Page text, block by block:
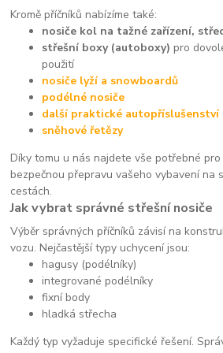
Kromě příčníků nabízíme také:
nosiče kol na tažné zařízení,
střešní boxy (autoboxy) pro
použití
nosiče lyží a snowboardů
podélné nosiče
další praktické autopříslušenství
sněhové řetězy
Díky tomu u nás najdete vše potřebné
bezpečnou přepravu vašeho vybavení na
cestách.
Jak vybrat správné střešní nosiče
Výběr správných příčníků závisí na
vozu. Nejčastější typy uchycení jsou:
hagusy (podélníky)
integrované podélníky
fixní body
hladká střecha
Každý typ vyžaduje specifické řešení.